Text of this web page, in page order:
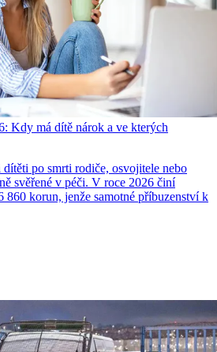
Kdy má dítě nárok a ve kterých
po smrti rodiče, osvojitele nebo
svěřené v péči. V roce 2026 činí
860 korun, jenže samotné příbuzenství k